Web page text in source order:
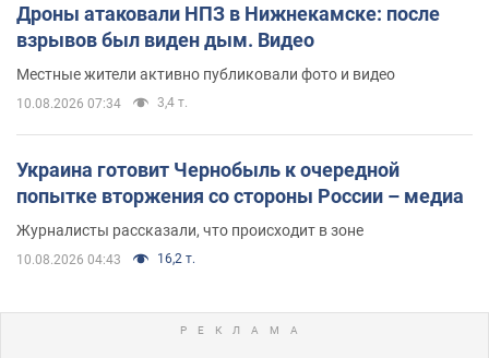
Дроны атаковали НПЗ в Нижнекамске: после
взрывов был виден дым. Видео
Местные жители активно публиковали фото и видео
10.08.2026 07:34 3,4 т.
Украина готовит Чернобыль к очередной
попытке вторжения со стороны России – медиа
Журналисты рассказали, что происходит в зоне
10.08.2026 04:43 16,2 т.